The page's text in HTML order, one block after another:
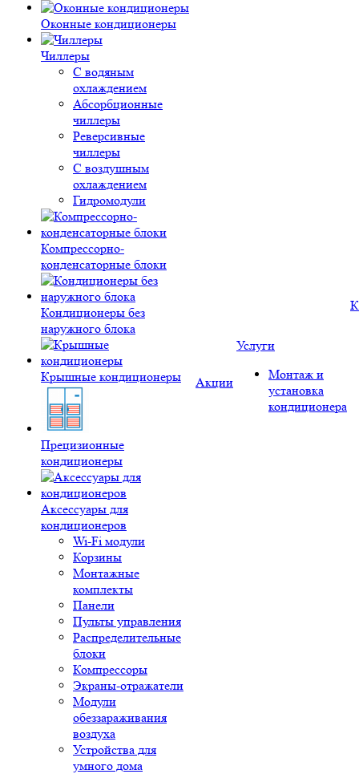
Оконные кондиционеры
Чиллеры
С водяным
охлаждением
Абсорбционные
чиллеры
Реверсивные
чиллеры
С воздушным
охлаждением
Гидромодули
Компрессорно-
конденсаторные блоки
Кондиционеры без
наружного блока
Крышные кондиционеры
Прецизионные
кондиционеры
Аксессуары для
кондиционеров
Wi-Fi модули
Корзины
Монтажные
комплекты
Панели
Пульты управления
Распределительные
блоки
Компрессоры
Экраны-отражатели
Модули
обеззараживания
воздуха
Устройства для
умного дома
Акции
Услуги
Монтаж и
установка
кондиционера